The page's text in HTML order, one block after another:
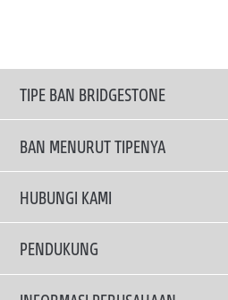
TIPE BAN BRIDGESTONE
BAN MENURUT TIPENYA
Ban ENLITEN
Ban Performa
HUBUNGI KAMI
Email Kami
PENDUKUNG
Privacy Policy